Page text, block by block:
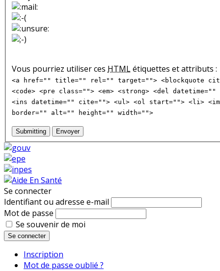
Vous pourriez utiliser ces HTMLétiquettes et attributs :
<a href="" title="" rel="" target=""> <blockquote
<code> <pre class=""> <em> <strong> <del
<ins datetime="" cite=""> <ul> <ol start=""> <li>
border="" alt="" height="" width="">
Submitting Envoyer
Se connecter
Identifiant ou adresse e-mail
Mot de passe
Se souvenir de moi
Se connecter
Inscription
Mot de passe oublié ?